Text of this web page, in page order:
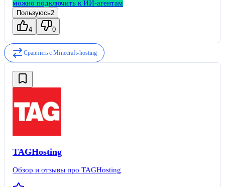
можно подключить к ИИ-агентам
Пользуюсь2
4 0
Сравнить сMinecraft-hosting
TAGHosting
Обзор и отзывы про TAGHosting